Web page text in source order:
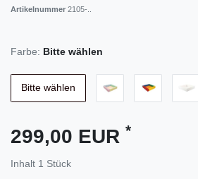
Artikelnummer 2105-..
Farbe: Bitte wählen
Bitte wählen
299,00 EUR *
Inhalt 1 Stück